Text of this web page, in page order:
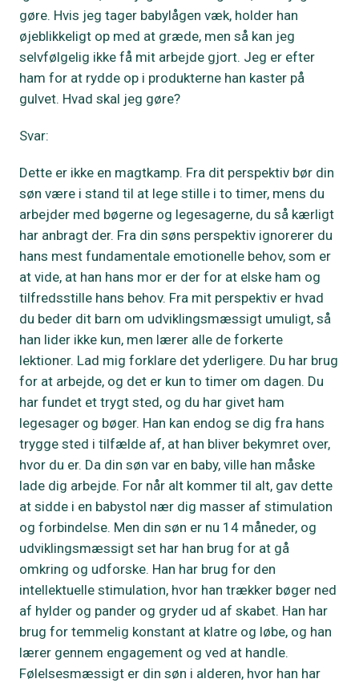
gøre. Hvis jeg tager babylågen væk, holder han
øjeblikkeligt op med at græde, men så kan jeg
selvfølgelig ikke få mit arbejde gjort. Jeg er efter
ham for at rydde op i produkterne han kaster på
gulvet. Hvad skal jeg gøre?
Svar:
Dette er ikke en magtkamp. Fra dit perspektiv bør din
søn være i stand til at lege stille i to timer, mens du
arbejder med bøgerne og legesagerne, du så kærligt
har anbragt der. Fra din søns perspektiv ignorerer du
hans mest fundamentale emotionelle behov, som er
at vide, at han hans mor er der for at elske ham og
tilfredsstille hans behov. Fra mit perspektiv er hvad
du beder dit barn om udviklingsmæssigt umuligt, så
han lider ikke kun, men lærer alle de forkerte
lektioner. Lad mig forklare det yderligere. Du har brug
for at arbejde, og det er kun to timer om dagen. Du
har fundet et trygt sted, og du har givet ham
legesager og bøger. Han kan endog se dig fra hans
trygge sted i tilfælde af, at han bliver bekymret over,
hvor du er. Da din søn var en baby, ville han måske
lade dig arbejde. For når alt kommer til alt, gav dette
at sidde i en babystol nær dig masser af stimulation
og forbindelse. Men din søn er nu 14 måneder, og
udviklingsmæssigt set har han brug for at gå
omkring og udforske. Han har brug for den
intellektuelle stimulation, hvor han trækker bøger ned
af hylder og pander og gryder ud af skabet. Han har
brug for temmelig konstant at klatre og løbe, og han
lærer gennem engagement og ved at handle.
Følelsesmæssigt er din søn i alderen, hvor han har